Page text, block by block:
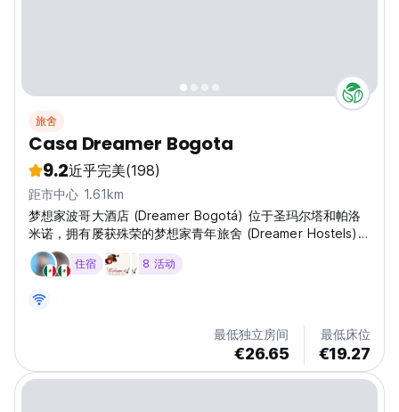
旅舍
Casa Dreamer Bogota
9.2近乎完美(198)
距市中心 1.61km
梦想家波哥大酒店 (Dreamer Bogotá) 位于圣玛尔塔和帕洛
米诺，拥有屡获殊荣的梦想家青年旅舍 (Dreamer Hostels)，
将加勒比海岸的友善和温暖带到了哥伦比亚的国际化首都。
住宿 8 活动
最低独立房间
€26.65
最低床位
€19.27